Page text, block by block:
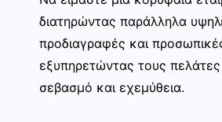
διατηρώντας παράλληλα
προδιαγραφές και
εξυπηρετώντας τους
σεβασμό και εχεμύθεια.